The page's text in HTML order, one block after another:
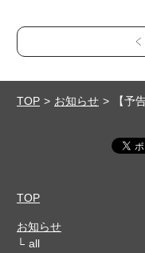
TOP お知らせ 【予
TOP
お知らせ
all